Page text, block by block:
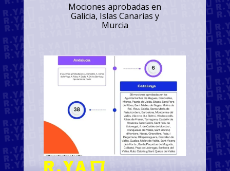
Mociones aprobadas en
Galicia, Islas Canarias y
Murcia